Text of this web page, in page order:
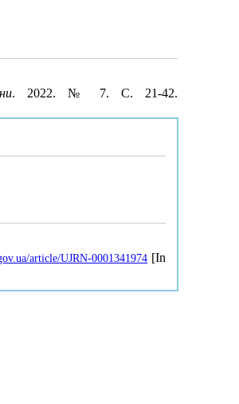
. 2022. № 7. С. 21-42.
article/UJRN-0001341974 [In